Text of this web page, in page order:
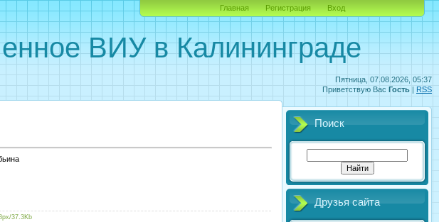
Пятница, 07.08.2026, 05:37
Приветствую Вас Гость | RSS
ВИУ в Калининграде
Главная Регистрация Вход
37.3Kb
Поиск
Друзья сайта